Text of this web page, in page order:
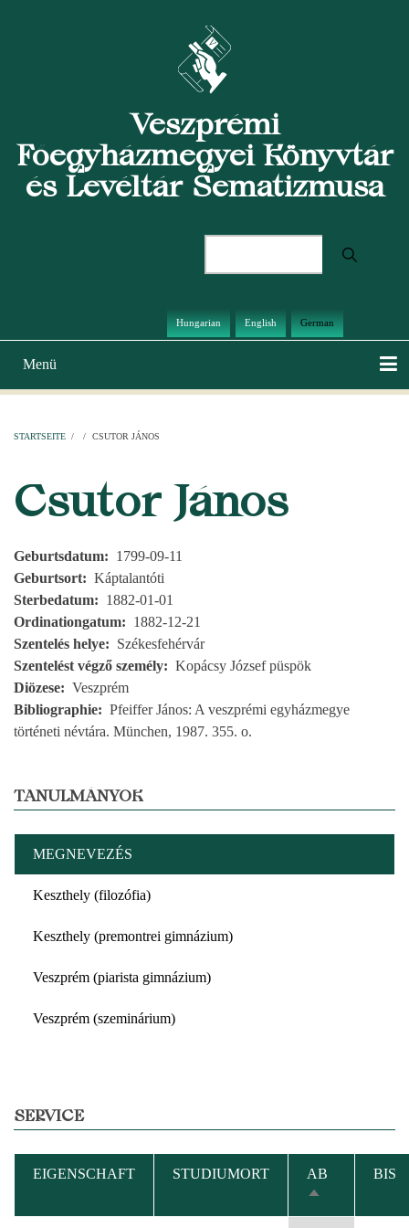
Veszprémi
Főegyházmegyei Könyvtár
és Levéltár Sematizmusa
Hungarian English German
Hauptnavigation
Menü
STARTSEITE / / CSUTOR JÁNOS
Csutor János
Geburtsdatum
1799-09-11
Geburtsort
Káptalantóti
Sterbedatum
1882-01-01
Ordinationgatum
1882-12-21
Szentelés helye
Székesfehérvár
Szentelést végző személy
Kopácsy József püspök
Diözese
Veszprém
Bibliographie
Pfeiffer János: A veszprémi egyházmegye
történeti névtára. München, 1987. 355. o.
TANULMÁNYOK
MEGNEVEZÉS
Keszthely (filozófia)
Keszthely (premontrei gimnázium)
Veszprém (piarista gimnázium)
Veszprém (szeminárium)
SERVICE
EIGENSCHAFT STUDIUMORT
AB
ABSTEIGEND
SORTIEREN
BIS